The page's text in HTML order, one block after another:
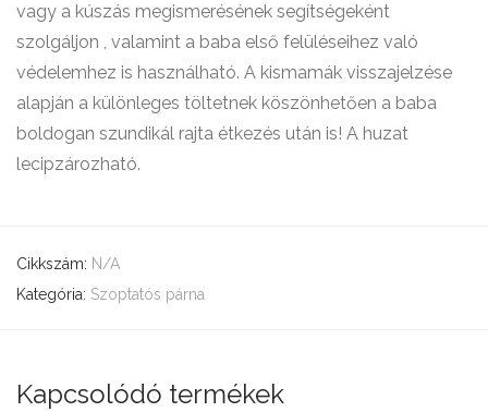
vagy a kúszás megismerésének segítségeként
szolgáljon , valamint a baba első felüléseihez való
védelemhez is használható. A kismamák visszajelzése
alapján a különleges töltetnek köszönhetően a baba
boldogan szundikál rajta étkezés után is! A huzat
lecipzározható.
Cikkszám: N/A
Kategória: Szoptatós párna
Kapcsolódó termékek